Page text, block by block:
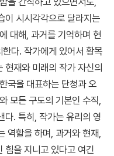
이 시시각각으로 달라지는
대해, 과거를 기억하며 현
다. 작가에게 있어서 황목
현재와 미래의 작가 자신의
국을 대표하는 단청과 오
모든 구도의 기본인 수직,
다. 특히, 작가는 유리의 영
역할을 하며, 과거와 현재,
힘을 지니고 있다고 여긴